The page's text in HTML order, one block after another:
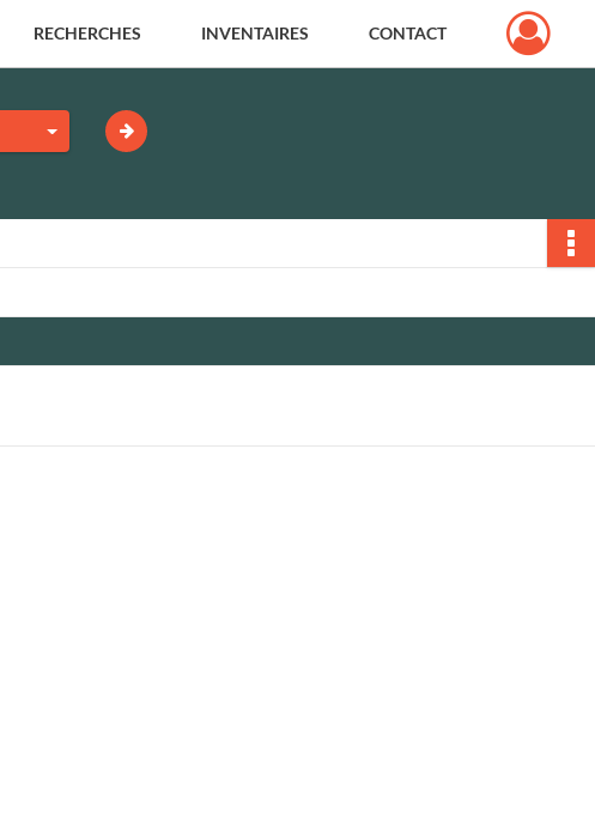
RECHERCHES INVENTAIRES CONTACT